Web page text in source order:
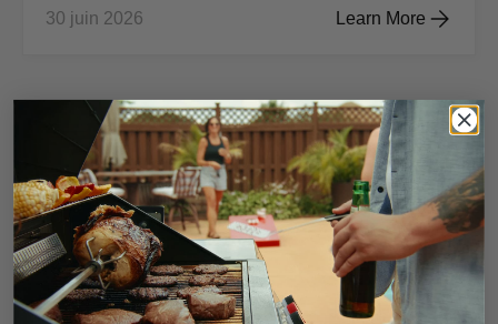
30 juin 2026 Learn More
Pineapple Teriyaki